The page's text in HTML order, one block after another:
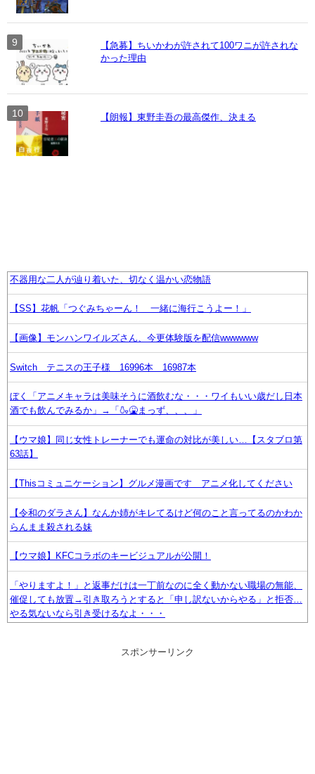
【急募】ちいかわが許されて100ワニが許されな
かった理由
【朗報】東野圭吾の最高傑作、決まる
不器用な二人が辿り着いた、切なく温かい恋物語
【SS】花帆「つぐみちゃーん！ 一緒に海行こうよー！」
【画像】モンハンワイルズさん、今更体験版を配信wwwwww
Switch テニスの王子様 16996本 16987本
ぼく「アニメキャラは美味そうに酒飲むな・・・ワイもいい歳だし日本
酒でも飲んでみるか」→「🍶🤮まっず、、、」
【ウマ娘】同じ女性トレーナーでも運命の対比が美しい…【スタブロ第
63話】
【Thisコミュニケーション】グルメ漫画です アニメ化してください
【令和のダラさん】なんか姉がキレてるけど何のこと言ってるのかわか
らんまま殺される妹
【ウマ娘】KFCコラボのキービジュアルが公開！
「やりますよ！」と返事だけは一丁前なのに全く動かない職場の無能、
催促しても放置→引き取ろうとすると「申し訳ないからやる」と拒否…
やる気ないなら引き受けるなよ・・・
スポンサーリンク